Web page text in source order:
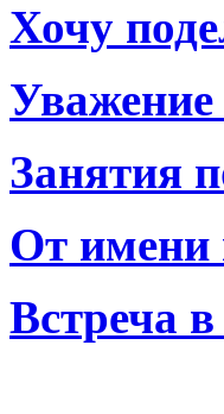
Хочу
Занятия
От имени
Встреча в